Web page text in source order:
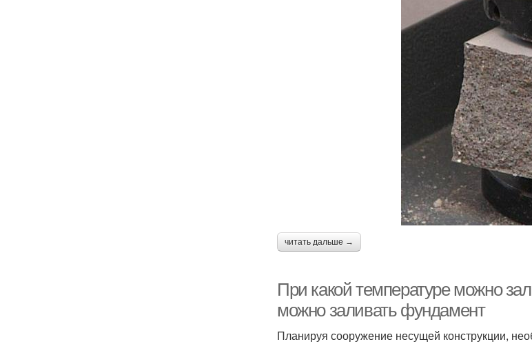
читать дальше →
При какой температуре можно
можно заливать фундамент
Планируя сооружение несущей конструкции,